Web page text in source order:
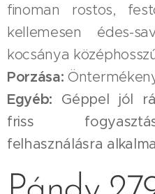
finoman rostos,
kellemesen édes-
kocsánya
Porzása:
Egyéb: Géppel jól
friss
felhasználásra